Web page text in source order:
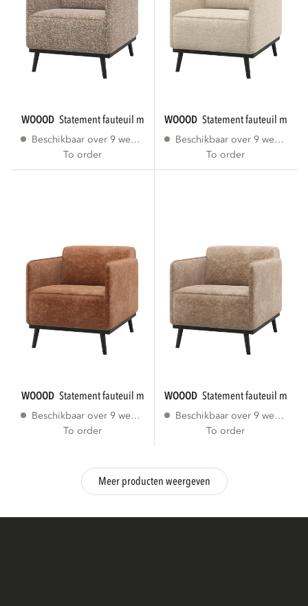
WOOOD statement fauteuil met arm lichtbruin...
Beschikbaar over 9 weken
To order
WOOOD statement fauteuil met
Beschikbaar over 9 weken
To order
WOOOD statement fauteuil met arm chenille...
Beschikbaar over 9 weken
To order
WOOOD statement fauteuil met
Beschikbaar over 9 weken
To order
Meer producten weergeven